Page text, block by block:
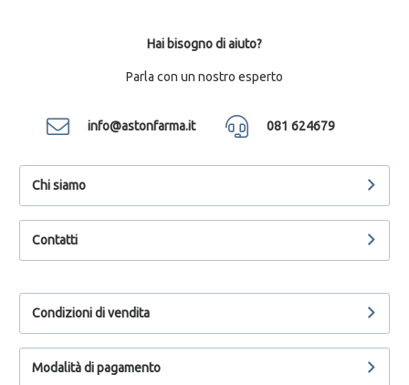
Hai bisogno di aiuto?
Parla con un nostro esperto
info@astonfarma.it 081 624679
Chi siamo
Contatti
Condizioni di vendita
Modalità di pagamento